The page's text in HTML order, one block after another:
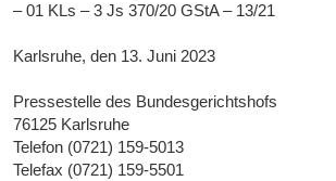
– 01 KLs – 3 Js 370/20 GStA – 13/21
Karlsruhe, den 13. Juni 2023
Pressestelle des Bundesgerichtshofs
76125 Karlsruhe
Telefon (0721) 159-5013
Telefax (0721) 159-5501